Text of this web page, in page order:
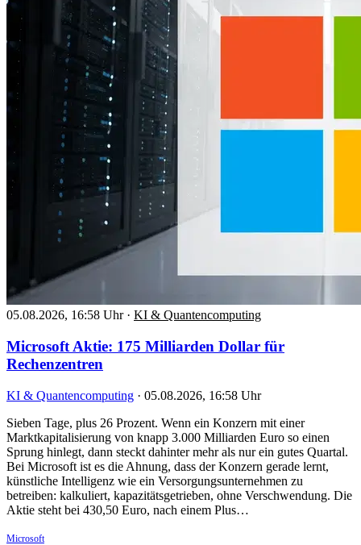
05.08.2026, 16:58 Uhr · KI & Quantencomputing
Microsoft Aktie: 175 Milliarden Dollar für
Rechenzentren
KI & Quantencomputing · 05.08.2026, 16:58 Uhr
Sieben Tage, plus 26 Prozent. Wenn ein Konzern mit einer
Marktkapitalisierung von knapp 3.000 Milliarden Euro so einen
Sprung hinlegt, dann steckt dahinter mehr als nur ein gutes Quartal.
Bei Microsoft ist es die Ahnung, dass der Konzern gerade lernt,
künstliche Intelligenz wie ein Versorgungsunternehmen zu
betreiben: kalkuliert, kapazitätsgetrieben, ohne Verschwendung. Die
Aktie steht bei 430,50 Euro, nach einem Plus…
Microsoft